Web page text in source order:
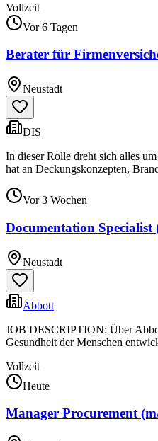
Vollzeit
Vor 6 Tagen
Berater für
Neustadt
DIS
In dieser Rolle dreht sich alles
hat an Deckungskonzepten,
Vor 3 Wochen
Documentation Specialist
Neustadt
Abbott
JOB DESCRIPTION: Über
Gesundheit der Menschen
Vollzeit
Heute
Manager Procurement